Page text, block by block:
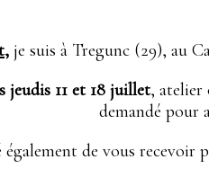
je suis à Tregunc (29), au
jeudis 11 et 18 juillet, atelier
demandé pour
de vous recevoir